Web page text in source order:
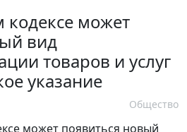
кодексе может
вид
товаров и услуг
указание
Общество